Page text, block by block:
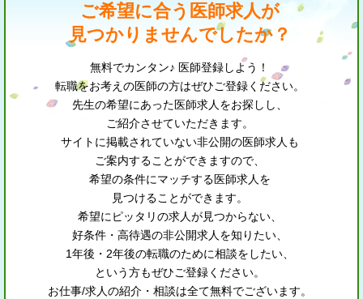
ご希望に合う医師求人が
見つかりませんでしたか？
無料でカンタン♪ 医師登録しよう！
転職をお考えの医師の方はぜひご登録ください。
先生の希望にあった医師求人をお探しし、
ご紹介させていただきます。
サイトに掲載されていない非公開の医師求人も
ご案内することができますので、
希望の条件にマッチする医師求人を
見つけることができます。
希望にピッタリの求人が見つからない、
好条件・高待遇の非公開求人を知りたい、
1年後・2年後の転職のために相談をしたい、
という方もぜひご登録ください。
お仕事/求人の紹介・相談は全て無料でございます。